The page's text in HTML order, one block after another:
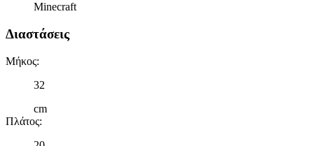
Minecraft
Διαστάσεις
Μήκος:
32
cm
Πλάτος: